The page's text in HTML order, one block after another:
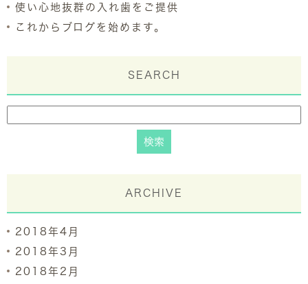
使い心地抜群の入れ歯をご提供
これからブログを始めます。
SEARCH
ARCHIVE
2018年4月
2018年3月
2018年2月